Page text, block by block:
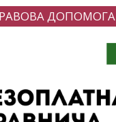
ДОПОМОГА